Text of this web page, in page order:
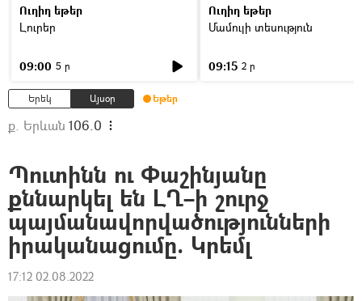
Ուղիղ եթեր
Լուրեր
09:00 5 ր
Ուղիղ եթեր
Մամուլի տեսություն
09:15 2 ր
Երեկ Այսօր Եթեր
ք. Երևան 106.0
Պուտինն ու Փաշինյանը
քննարկել են ԼՂ–ի շուրջ
պայմանավորվածությունների
իրականացումը. Կրեմլ
17:12 02.08.2022